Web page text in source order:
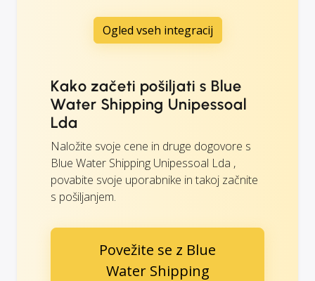
Ogled vseh integracij
Kako začeti pošiljati s Blue
Water Shipping Unipessoal
Lda
Naložite svoje cene in druge dogovore s
Blue Water Shipping Unipessoal Lda ,
povabite svoje uporabnike in takoj začnite
s pošiljanjem.
Povežite se z Blue
Water Shipping